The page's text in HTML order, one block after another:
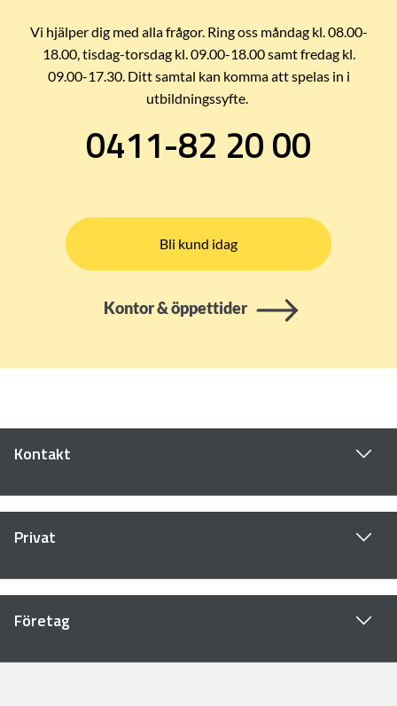
Vi hjälper dig med alla frågor. Ring oss måndag kl. 08.00-
18.00, tisdag-torsdag kl. 09.00-18.00 samt fredag kl.
09.00-17.30. Ditt samtal kan komma att spelas in i
utbildningssyfte.
0411-82 20 00
Bli kund idag
Kontor & öppettider
Kontakt
Privat
Företag